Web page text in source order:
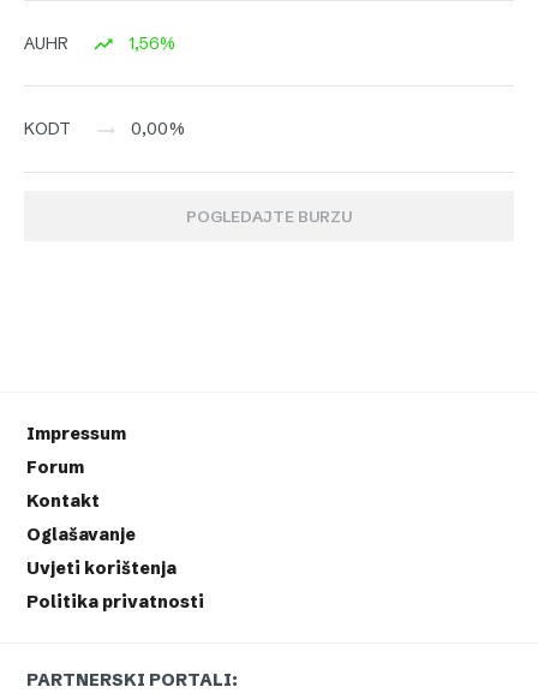
AUHR 1,56%
KODT 0,00%
POGLEDAJTE BURZU
Impressum
Forum
Kontakt
Oglašavanje
Uvjeti korištenja
Politika privatnosti
PARTNERSKI PORTALI: